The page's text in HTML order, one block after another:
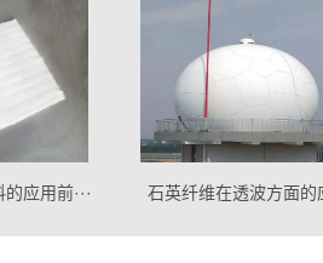
石英纤维在透波方面的应用